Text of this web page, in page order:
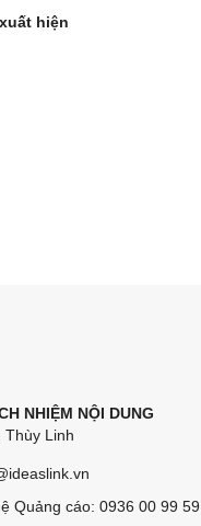
hiện
NHIỆM NỘI DUNG
Thùy Linh
Quảng cáo: 0936 00 99 59